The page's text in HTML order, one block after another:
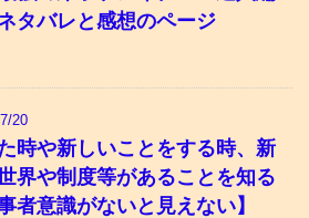
タバレと感想のページ
20
時や新しいことをする時、新
界や制度等があることを知る
事者意識がないと見えない】